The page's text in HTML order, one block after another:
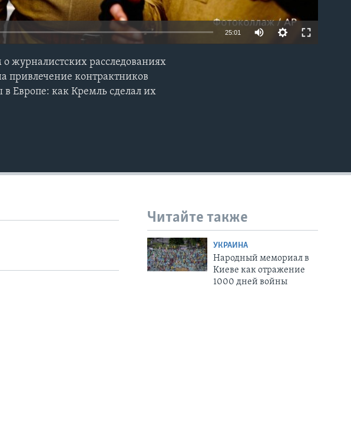
25:01
журналистских расследованиях
привлечение контрактников
Европе: как Кремль сделал их
Читайте также
УКРАИНА
Народный мемориал в
Киеве как отражение
1000 дней войны